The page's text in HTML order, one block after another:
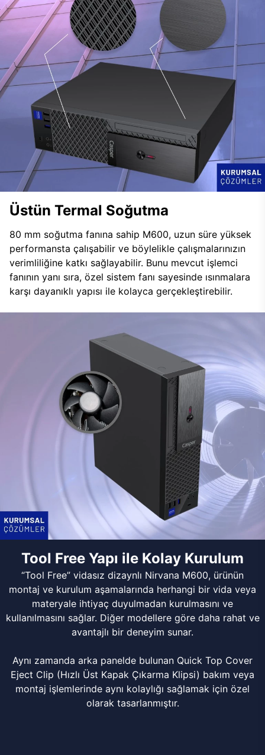
Üstün Termal Soğutma
80 mm soğutma fanına sahip M600, uzun süre yüksek
performansta çalışabilir ve böylelikle çalışmalarınızın
verimliliğine katkı sağlayabilir. Bunu mevcut işlemci
fanının yanı sıra, özel sistem fanı sayesinde ısınmalara
karşı dayanıklı yapısı ile kolayca gerçekleştirebilir.
Tool Free Yapı ile Kolay Kurulum
“Tool Free” vidasız dizaynlı Nirvana M600, ürünün
montaj ve kurulum aşamalarında herhangi bir vida veya
materyale ihtiyaç duyulmadan kurulmasını ve
kullanılmasını sağlar. Diğer modellere göre daha rahat ve
avantajlı bir deneyim sunar.
Aynı zamanda arka panelde bulunan Quick Top Cover
Eject Clip (Hızlı Üst Kapak Çıkarma Klipsi) bakım veya
montaj işlemlerinde aynı kolaylığı sağlamak için özel
olarak tasarlanmıştır.